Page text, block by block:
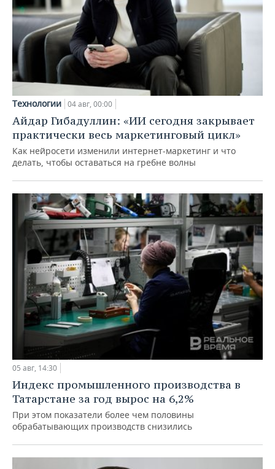
Технологии 04 авг, 00:00
Айдар Гибадуллин: «ИИ сегодня закрывает
практически весь маркетинговый цикл»
Как нейросети изменили интернет-маркетинг и что
делать, чтобы оставаться на гребне волны
05 авг, 14:30
Индекс промышленного производства в
Татарстане за год вырос на 6,2%
При этом показатели более чем половины
обрабатывающих производств снизились